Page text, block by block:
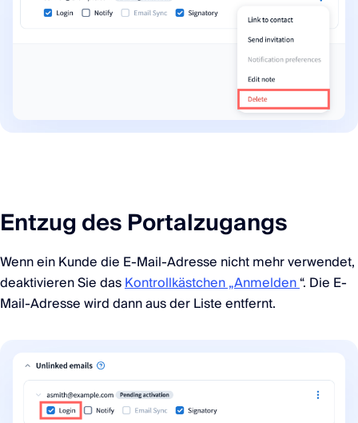
Entzug des Portalzugangs
Wenn ein Kunde die E-Mail-Adresse nicht mehr verwendet,
deaktivieren Sie dasKontrollkästchen „Anmelden“. Die E-
Mail-Adresse wird dann aus der Liste entfernt.